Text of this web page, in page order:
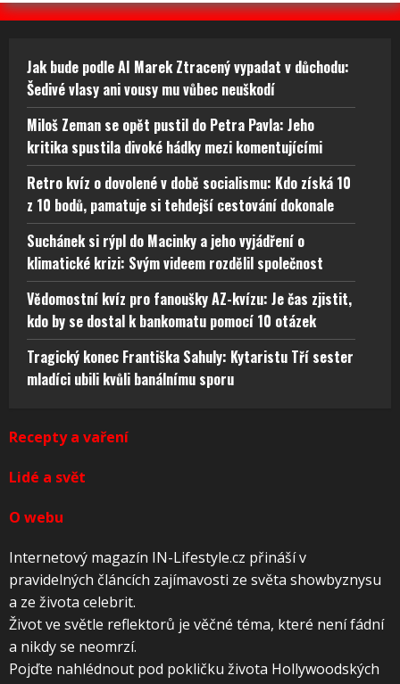
Jak bude podle AI Marek Ztracený vypadat v důchodu:
Šedivé vlasy ani vousy mu vůbec neuškodí
Miloš Zeman se opět pustil do Petra Pavla: Jeho
kritika spustila divoké hádky mezi komentujícími
Retro kvíz o dovolené v době socialismu: Kdo získá 10
z 10 bodů, pamatuje si tehdejší cestování dokonale
Suchánek si rýpl do Macinky a jeho vyjádření o
klimatické krizi: Svým videem rozdělil společnost
Vědomostní kvíz pro fanoušky AZ-kvízu: Je čas zjistit,
kdo by se dostal k bankomatu pomocí 10 otázek
Tragický konec Františka Sahuly: Kytaristu Tří sester
mladíci ubili kvůli banálnímu sporu
Recepty a vaření
Lidé a svět
O webu
Internetový magazín IN-Lifestyle.cz přináší v
pravidelných článcích zajímavosti ze světa showbyznysu
a ze života celebrit.
Život ve světle reflektorů je věčné téma, které není fádní
a nikdy se neomrzí.
Pojďte nahlédnout pod pokličku života Hollywoodských